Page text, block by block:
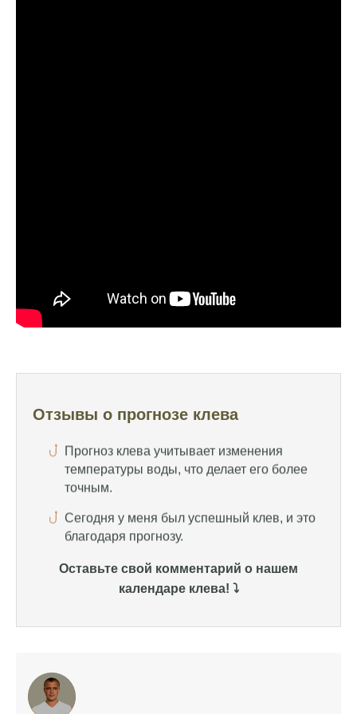
Отзывы о прогнозе клева
активность рыбы и как их учитывать в
температуры воды, что делает его более
Сегодня у меня был успешный клев, и это
Прогноз клева на сайте всегда актуален и
помогает мне выбирать лучшие дни для
Я скачал приложение и теперь всегда
Рыболовный клуб для любителей активной
Находитесь в Московской области? Это
Оставьте свой комментарий о нашем
календаре клева! ⤵️